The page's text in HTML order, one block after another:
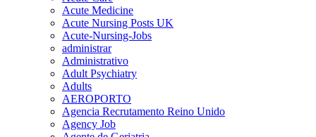
Acute Medicine
Acute Nursing Posts UK
Acute-Nursing-Jobs
administrar
Administrativo
Adult Psychiatry
Adults
AEROPORTO
Agencia Recrutamento Reino Unido
Agency Job